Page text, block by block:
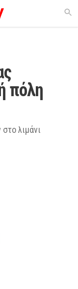
πόλη
λιμάνι